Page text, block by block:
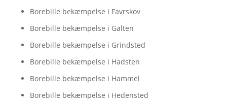
Borebille bekæmpelse i Favrskov
Borebille bekæmpelse i Galten
Borebille bekæmpelse i Grindsted
Borebille bekæmpelse i Hadsten
Borebille bekæmpelse i Hammel
Borebille bekæmpelse i Hedensted